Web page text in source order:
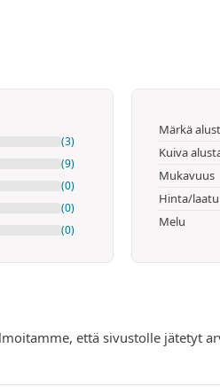
(3)
(9)
(0)
(0)
(0)
Märkä
Kuiva
Mukavuus
Hinta/laatu
Melu
että sivustolle jätetyt